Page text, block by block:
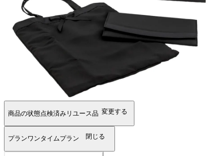
商品の状態点検済みリユース品 変更する
プランワンタイムプラン 閉じる